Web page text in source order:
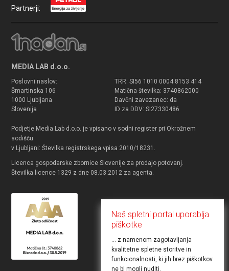
Partnerji:
MEDIA LAB d.o.o.
Poslovni naslov:
Šmartinska 106
1000 Ljubljana
Slovenija
TRR: SI56 1010 0004 8153 414
Matična številka: 3740862000
Davčni zavezanec: da
ID za DDV: SI27330486
Podjetje Media Lab d.o.o. je vpisano v sodni register pri Okrožnem
sodišču
v Ljubljani: Številka registrskega vpisa 2010/18231.
Licenca gospodarske zbornice Slovenije za prodajo potovanj.
Številka licence 1329 z dne 08.03.2012 za agenta.
Naš spletni portal uporablja
piškotke
... z namenom zagotavljanja
kvalitetne spletne storitve in
funkcionalnosti, ki jih brez piškotkov
ne bi mogli nuditi.